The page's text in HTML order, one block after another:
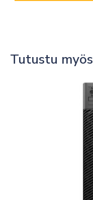
Tutustu myös